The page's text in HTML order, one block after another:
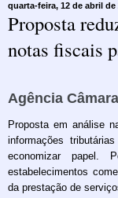
quarta-feira, 12 de abril de
Proposta
notas fiscais
Agência
Proposta em análise
informações
economizar papel.
estabelecimentos
da prestação de